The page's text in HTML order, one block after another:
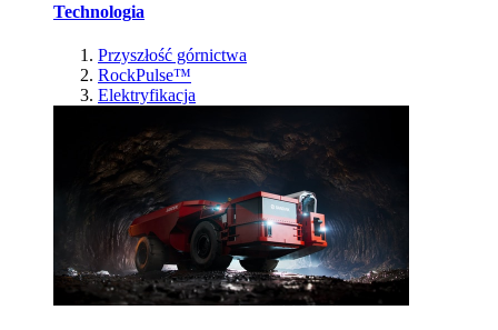
Technologia
Przyszłość górnictwa
RockPulse™
Elektryfikacja